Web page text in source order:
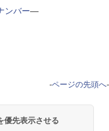
ンバー―
-ページの先頭へ-
優先表示させる